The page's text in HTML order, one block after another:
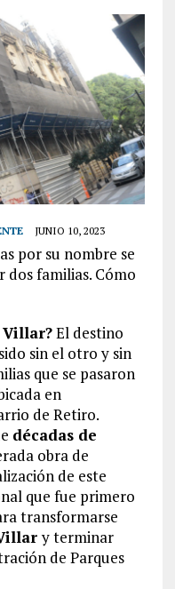
JUNIO 10, 2023
por su nombre se
dos familias. Cómo
Villar?El destino
sin el otro y sin
que se pasaron
en
de Retiro.
décadas de
obra de
de este
que fue primero
transformarse
y terminar
de Parques